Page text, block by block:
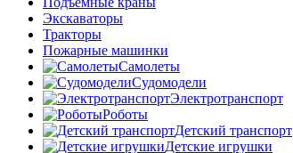
Экскаваторы
Тракторы
Пожарные машинки
Самолеты
Судомодели
Электротранспорт
Роботы
Детский транспорт
Детские игрушки